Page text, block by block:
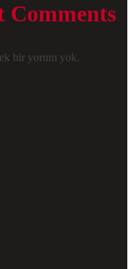
Comments
bir yorum yok.